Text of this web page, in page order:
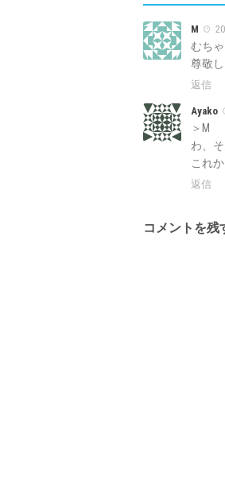
M
むち
尊敬
返信
Ayako
＞M
わ、
これ
返信
コメントを残